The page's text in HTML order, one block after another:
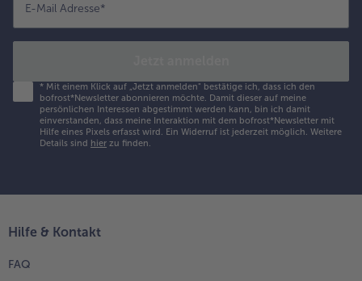
E-Mail Adresse*
* Mit einem Klick auf „Jetzt anmelden" bestätige ich, dass ich den
bofrost*Newsletter abonnieren möchte. Damit dieser auf meine
persönlichen Interessen abgestimmt werden kann, bin ich damit
einverstanden, dass meine Interaktion mit dem bofrost*Newsletter mit
Hilfe eines Pixels erfasst wird. Ein Widerruf ist jederzeit möglich. Weitere
Details sind hier zu finden.
Hilfe & Kontakt
FAQ